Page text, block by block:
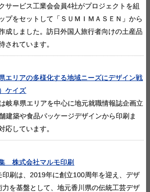
サービス工業会会員4社がプロジェクトを組
プをセットして「ＳＵＭＩＭＡＳＥＮ」から
成しました。訪日外国人旅行者向けの土産品
期待されています。
エリアの多様化する地域ニーズにデザイン戦
ケイズ
は岐阜県エリアを中心に地元就職情報誌企画立
建築や食品パッケージデザインから印刷ま
応しています。
株式会社マルモ印刷
印刷は、2019年に創立100周年を迎え、デザ
力を基盤として、地元香川県の伝統工芸デザ